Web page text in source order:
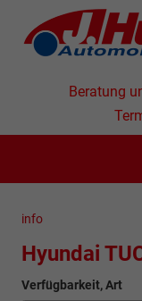
Beratung
info
Hyundai
Verfügbarkeit, Art